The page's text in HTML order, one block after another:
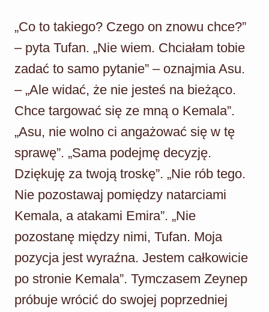
„Co to takiego? Czego on znowu chce?”
– pyta Tufan. „Nie wiem. Chciałam tobie
zadać to samo pytanie” – oznajmia Asu.
– „Ale widać, że nie jesteś na bieżąco.
Chce targować się ze mną o Kemala”.
„Asu, nie wolno ci angażować się w tę
sprawę”. „Sama podejmę decyzję.
Dziękuję za twoją troskę”. „Nie rób tego.
Nie pozostawaj pomiędzy natarciami
Kemala, a atakami Emira”. „Nie
pozostanę między nimi, Tufan. Moja
pozycja jest wyraźna. Jestem całkowicie
po stronie Kemala”. Tymczasem Zeynep
próbuje wrócić do swojej poprzedniej